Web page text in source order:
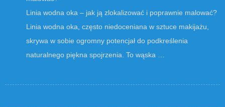
Linia wodna oka – jak ją zlokalizować i poprawnie malować?
Linia wodna oka, często niedoceniana w sztuce makijażu,
skrywa w sobie ogromny potencjał do podkreślenia
naturalnego piękna spojrzenia. To wąska …